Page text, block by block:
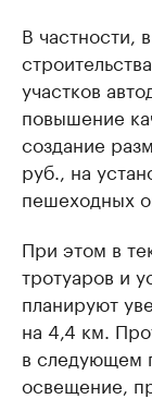
В частности,
участков
повышение
создание
руб., на
пешеходных
При этом в
тротуаров и
планируют
на 4,4 км.
в следующем
освещение,